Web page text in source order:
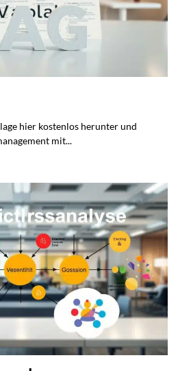
hier kostenlos herunter und
mit...